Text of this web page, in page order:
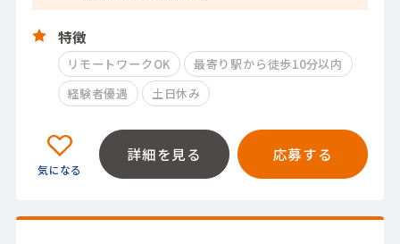
特徴
リモートワークOK
最寄り駅から徒歩10分以内
経験者優遇
土日休み
詳細を見る 応募する